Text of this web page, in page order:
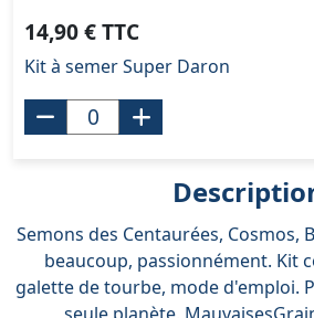
14,90 € TTC
Kit à semer Super Daron
Semons des Centaurées, Cosmos,
beaucoup, passionnément. Kit
galette de tourbe, mode d'emploi.
seule planète,